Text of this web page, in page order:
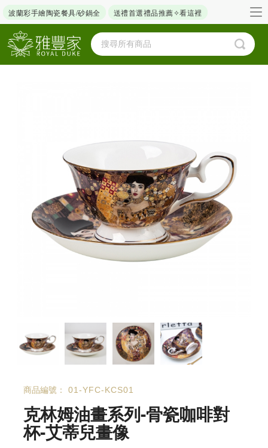
波蘭彩手繪陶瓷餐具/砂鍋全 送禮首選禮品推薦✧看這裡
商品編號： 01-YFC-KCS01
克林姆油畫系列-骨瓷咖啡對
杯-艾蒂兒畫像